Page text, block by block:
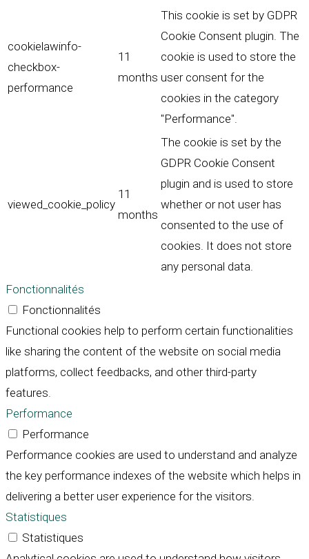
cookielawinfo-
checkbox-
performance
11
months
This cookie is set by GDPR
Cookie Consent plugin. The
cookie is used to store the
user consent for the
cookies in the category
"Performance".
viewed_cookie_policy
11
months
The cookie is set by the
GDPR Cookie Consent
plugin and is used to store
whether or not user has
consented to the use of
cookies. It does not store
any personal data.
Fonctionnalités
Fonctionnalités
Functional cookies help to perform certain functionalities
like sharing the content of the website on social media
platforms, collect feedbacks, and other third-party
features.
Performance
Performance
Performance cookies are used to understand and analyze
the key performance indexes of the website which helps in
delivering a better user experience for the visitors.
Statistiques
Statistiques